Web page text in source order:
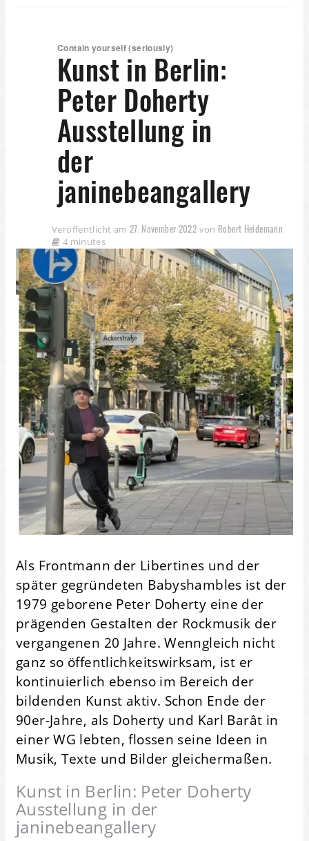
Contain yourself (seriously)
Kunst in Berlin:
Peter Doherty
Ausstellung in
der
janinebeangallery
Veröffentlicht am 27. November 2022 von Robert Heidemann
4 minutes
Als Frontmann der Libertines und der
später gegründeten Babyshambles ist der
1979 geborene Peter Doherty eine der
prägenden Gestalten der Rockmusik der
vergangenen 20 Jahre. Wenngleich nicht
ganz so öffentlichkeitswirksam, ist er
kontinuierlich ebenso im Bereich der
bildenden Kunst aktiv. Schon Ende der
90er-Jahre, als Doherty und Karl Barât in
einer WG lebten, flossen seine Ideen in
Musik, Texte und Bilder gleichermaßen.
Kunst in Berlin: Peter Doherty
Ausstellung in der
janinebeangallery